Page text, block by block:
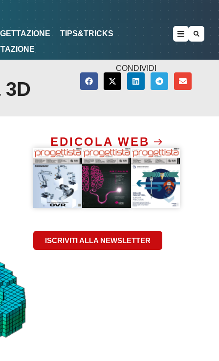
DI PROGETTAZIONE
TIPS&TRICKS
CONDIVIDI
EDICOLA WEB
ISCRIVITI ALLA NEWSLETTER